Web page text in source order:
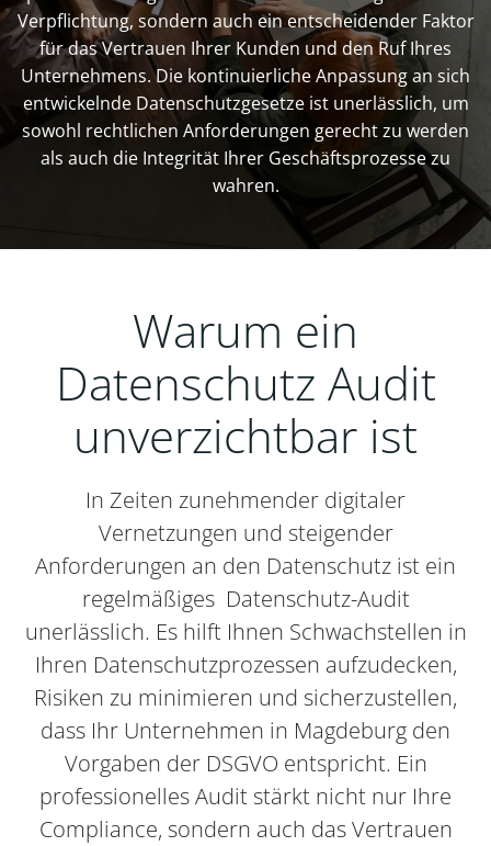
Verpflichtung, sondern auch ein entscheidender Faktor
für das Vertrauen Ihrer Kunden und den Ruf Ihres
Unternehmens. Die kontinuierliche Anpassung an sich
entwickelnde Datenschutzgesetze ist unerlässlich, um
sowohl rechtlichen Anforderungen gerecht zu werden
als auch die Integrität Ihrer Geschäftsprozesse zu
wahren.
Warum ein
Datenschutz Audit
unverzichtbar ist
In Zeiten zunehmender digitaler
Vernetzungen und steigender
Anforderungen an den Datenschutz ist ein
regelmäßiges Datenschutz-Audit
unerlässlich. Es hilft Ihnen Schwachstellen in
Ihren Datenschutzprozessen aufzudecken,
Risiken zu minimieren und sicherzustellen,
dass Ihr Unternehmen in Magdeburg den
Vorgaben der DSGVO entspricht. Ein
professionelles Audit stärkt nicht nur Ihre
Compliance, sondern auch das Vertrauen